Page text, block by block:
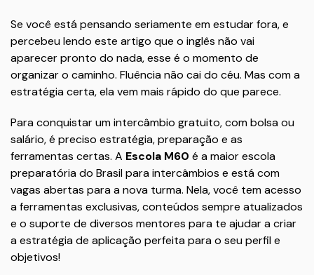
Se você está pensando seriamente em estudar fora, e
percebeu lendo este artigo que o inglês não vai
aparecer pronto do nada, esse é o momento de
organizar o caminho. Fluência não cai do céu. Mas com a
estratégia certa, ela vem mais rápido do que parece.
Para conquistar um intercâmbio gratuito, com bolsa ou
salário, é preciso estratégia, preparação e as
ferramentas certas. A Escola M60 é a maior escola
preparatória do Brasil para intercâmbios e está com
vagas abertas para a nova turma. Nela, você tem acesso
a ferramentas exclusivas, conteúdos sempre atualizados
e o suporte de diversos mentores para te ajudar a criar
a estratégia de aplicação perfeita para o seu perfil e
objetivos!